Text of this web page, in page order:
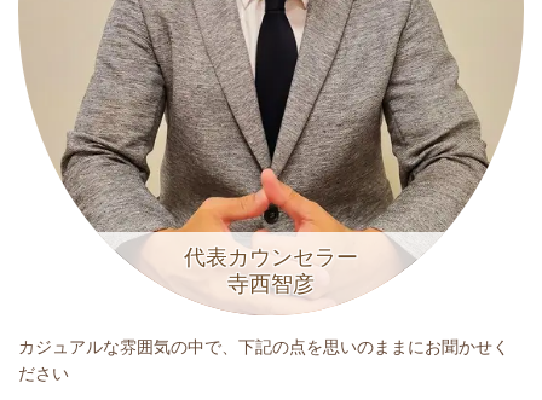
代表カウンセラー
寺西智彦
カジュアルな雰囲気の中で、下記の点を思いのままにお聞かせく
ださい